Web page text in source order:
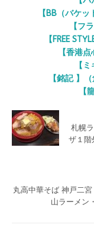
【BB（バケ
【フ
【FREE
【香港
【
【銘記 】
【
札幌
ザ１階
丸高中華そば 神戸二
山ラーメン